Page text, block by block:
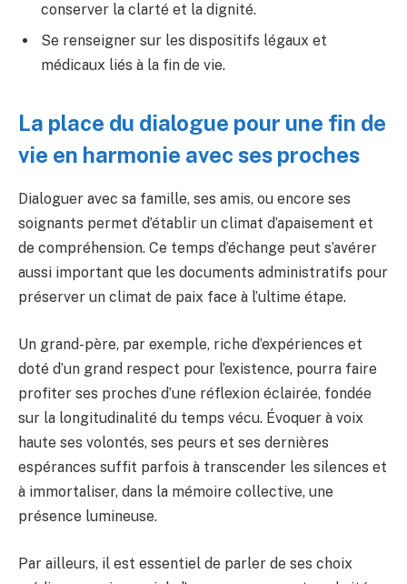
conserver la clarté et la dignité.
Se renseigner sur les dispositifs légaux et
médicaux liés à la fin de vie.
La place du dialogue pour une fin de
vie en harmonie avec ses proches
Dialoguer avec sa famille, ses amis, ou encore ses
soignants permet d’établir un climat d’apaisement et
de compréhension. Ce temps d’échange peut s’avérer
aussi important que les documents administratifs pour
préserver un climat de paix face à l’ultime étape.
Un grand-père, par exemple, riche d’expériences et
doté d’un grand respect pour l’existence, pourra faire
profiter ses proches d’une réflexion éclairée, fondée
sur la longitudinalité du temps vécu. Évoquer à voix
haute ses volontés, ses peurs et ses dernières
espérances suffit parfois à transcender les silences et
à immortaliser, dans la mémoire collective, une
présence lumineuse.
Par ailleurs, il est essentiel de parler de ses choix